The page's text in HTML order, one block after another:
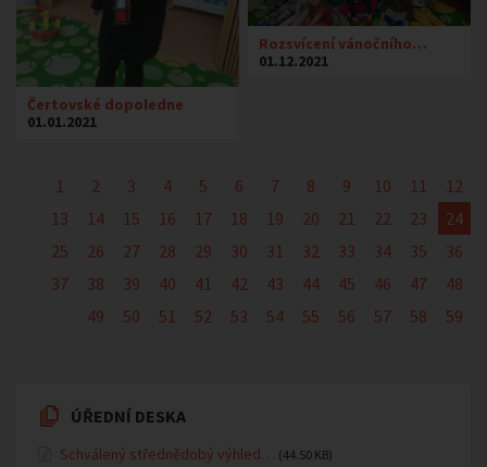
Rozsvícení vánočního…
01.12.2021
Čertovské dopoledne
01.01.2021
1 2 3 4 5 6 7 8 9 10 11
12
13
14 15 16 17 18 19 20 21 22 23
24
25
26 27 28 29 30 31 32 33 34 35
36
37
38 39 40 41 42 43 44 45 46 47
48
49
50 51 52 53 54 55 56 57 58 59
ÚŘEDNÍ DESKA
Schválený střednědobý výhled… (44.50 KB)